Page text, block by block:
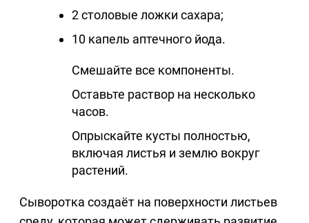
2 столовые ложки сахара;
10 капель аптечного йода.
Смешайте все компоненты.
Оставьте раствор на несколько
часов.
Опрыскайте кусты полностью,
включая листья и землю вокруг
растений.
Сыворотка создаёт на поверхности листьев